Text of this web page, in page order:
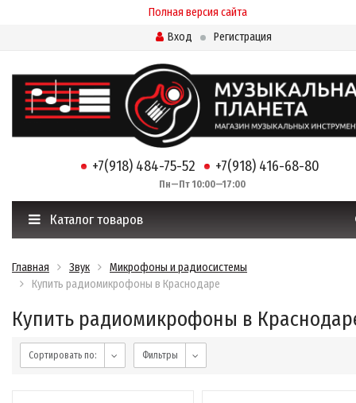
Полная версия сайта
Вход
Регистрация
+7(918) 484-75-52 +7(918) 416-68-80
Пн—Пт 10:00—17:00
Каталог товаров
Главная Звук
Микрофоны и радиосистемы
Купить радиомикрофоны в Краснодаре
Купить радиомикрофоны в
Сортировать по: Фильтры